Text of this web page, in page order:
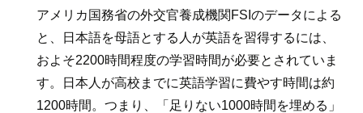
アメリカ国務省の外交官養成機関FSIのデータによる
と、日本語を母語とする人が英語を習得するには、
およそ2200時間程度の学習時間が必要とされていま
す。日本人が高校までに英語学習に費やす時間は約
1200時間。つまり、「足りない1000時間を埋める」